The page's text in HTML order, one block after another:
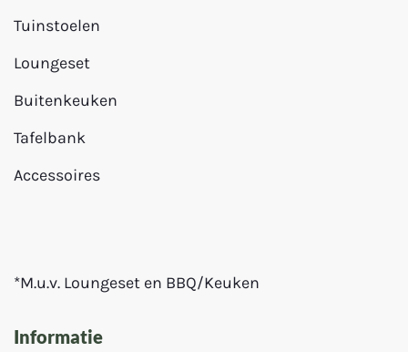
Tuinstoelen
Loungeset
Buitenkeuken
Tafelbank
Accessoires
*M.u.v. Loungeset en BBQ/Keuken
Informatie